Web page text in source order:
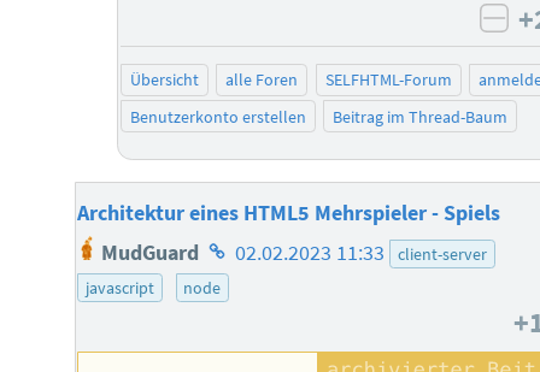
Übersicht alle Foren SELFHTML-Forum
Benutzerkonto erstellen
Beitrag im Thread-Baum
Architektur eines HTML5 Mehrspieler - Spiels
MudGuard Homepage
des
02.02.2023 11:33
client-server
javascript
node